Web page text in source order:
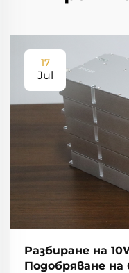
17
Jul
Разбиране на
Подобряване